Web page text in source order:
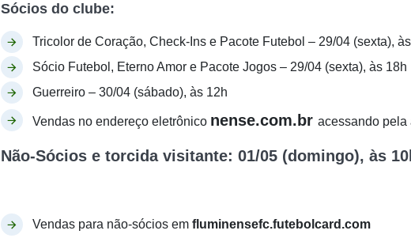
Sócios do clube:
Tricolor de Coração, Check-Ins e Pacote Futebol – 29/04 (sexta),
Sócio Futebol, Eterno Amor e Pacote Jogos – 29/04 (sexta), às 18h
Guerreiro – 30/04 (sábado), às 12h
Vendas no endereço eletrônico nense.com.br acessando pela
Não-Sócios e torcida visitante: 01/05 (domingo), às
Vendas para não-sócios em fluminensefc.futebolcard.com